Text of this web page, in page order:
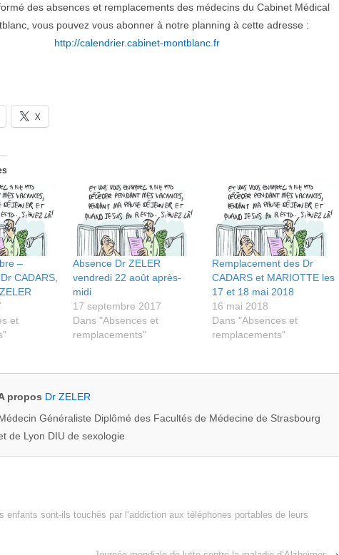
des absences et remplacements des médecins du Cabinet Médical
vous pouvez vous abonner à notre planning à cette adresse :
http://calendrier.cabinet-montblanc.fr
X
–
CADARS,
et
Absence Dr ZELER
vendredi 22 août après-
midi
17 septembre 2017
Dans "Absences et
remplacements"
Remplacement des Dr
CADARS et MARIOTTE les
17 et 18 mai 2018
16 mai 2018
Dans "Absences et
remplacements"
propos Dr ZELER
Généraliste Diplômé des Facultés de Médecine de Strasbourg
de Lyon DIU de sexologie
enfants sont-ils touchés par l’addiction aux téléphones portables de leurs